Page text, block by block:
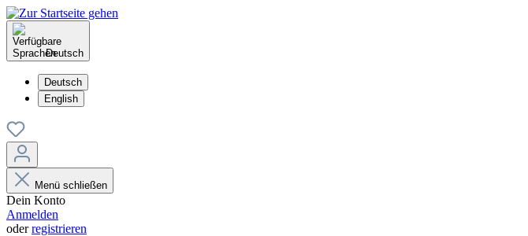
Deutsch
Deutsch
English
Menü schließen
Dein Konto
Anmelden
oderregistrieren